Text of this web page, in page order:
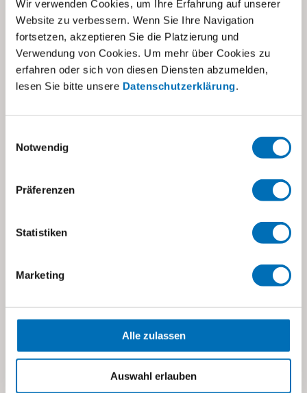
Wir verwenden Cookies, um Ihre Erfahrung auf unserer
Website zu verbessern. Wenn Sie Ihre Navigation
fortsetzen, akzeptieren Sie die Platzierung und
Verwendung von Cookies. Um mehr über Cookies zu
erfahren oder sich von diesen Diensten abzumelden,
lesen Sie bitte unsere Datenschutzerklärung.
Notwendig
Präferenzen
Statistiken
Marketing
Alle zulassen
Auswahl erlauben
Schritte begleiten
Schulen der
Stiftung visoparents
In unseren Schulen wird eine ganzheitliche
Entwicklung der Schülerinnen und Schüler
angestrebt. Der sonderpädagogische Auftrag
bezieht sich auf alle Entwicklungsbereiche des
Schüler:innen mit komplexen Behinderungen.
Anlässe der Stiftung visoparents
Unsere Veranstaltungen sind auf Familien von
Kindern mit Behinderung ausgerichtet.
Verbringen Sie mit anderen betroffenen